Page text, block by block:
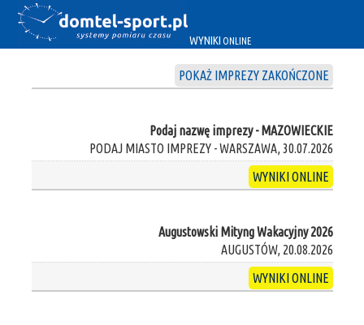
WYNIKI ONLINE
POKAŻ IMPREZY ZAKOŃCZONE
Podaj nazwę imprezy - MAZOWIECKIE
PODAJ MIASTO IMPREZY - WARSZAWA, 30.07.2026
WYNIKI ONLINE
Augustowski Mityng Wakacyjny 2026
AUGUSTÓW, 20.08.2026
WYNIKI ONLINE